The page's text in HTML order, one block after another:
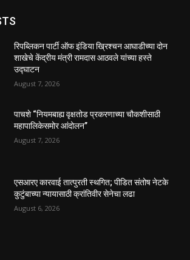
रिपब्लिकन पार्टी ऑफ इंडिया ख्रिश्चन आघाडीच्या दोन
शाखेचे केंद्रीय मंत्री रामदास आठवले यांच्या हस्ते
उद्घाटन
August 7, 2026
पाचशे “नियमबाह्य वृक्षतोड प्रकरणाच्या चौकशीसाठी
महापालिकेसमोर आंदोलन”
August 7, 2026
एसआरए कारवाई तात्पुरती स्थगित; पीडित संतोष नेटके
कुटुंबाच्या न्यायासाठी क्रांतिवीर सेनेचा लढा
August 6, 2026